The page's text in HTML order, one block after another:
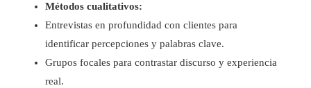
Métodos cualitativos:
Entrevistas en profundidad con clientes para
identificar percepciones y palabras clave.
Grupos focales para contrastar discurso y experiencia
real.